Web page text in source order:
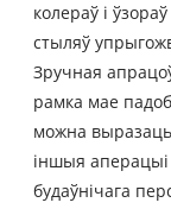
колераў і
стыляў
Зручная
рамка мае
можна
іншыя
будаўнічага